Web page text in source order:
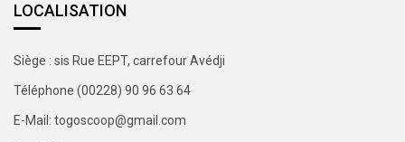
LOCALISATION
Siège : sis Rue EEPT, carrefour Avédji
Téléphone (00228) 90 96 63 64
E-Mail: togoscoop@gmail.com